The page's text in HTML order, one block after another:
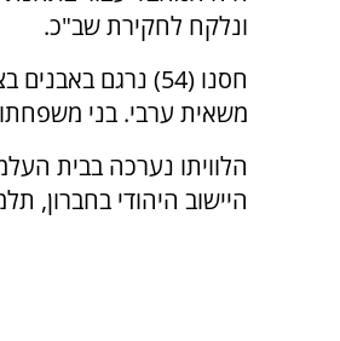
ונלקח לחקירת שב"כ.
חסנו (54) נרגם
משאית ערבי. בני
הלוויתו נערכה בבית
היישוב היהודי בחברון,